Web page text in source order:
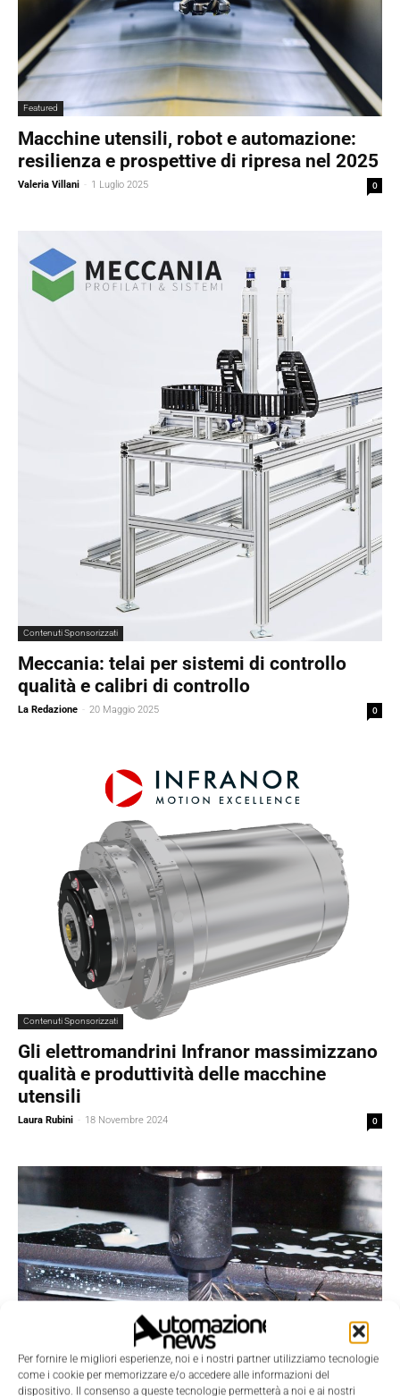
Per fornire le migliori esperienze, noi e i nostri partner utilizziamo tecnologie
come i cookie per memorizzare e/o accedere alle informazioni del
dispositivo. Il consenso a queste tecnologie permetterà a noi e ai nostri
Featured
Macchine utensili, robot e automazione:
resilienza e prospettive di ripresa nel 2025
Valeria Villani - 1 Luglio 2025 0
Contenuti Sponsorizzati
Meccania: telai per sistemi di controllo
qualità e calibri di controllo
La Redazione - 20 Maggio 2025 0
Contenuti Sponsorizzati
Gli elettromandrini Infranor massimizzano
qualità e produttività delle macchine
utensili
Laura Rubini - 18 Novembre 2024 0